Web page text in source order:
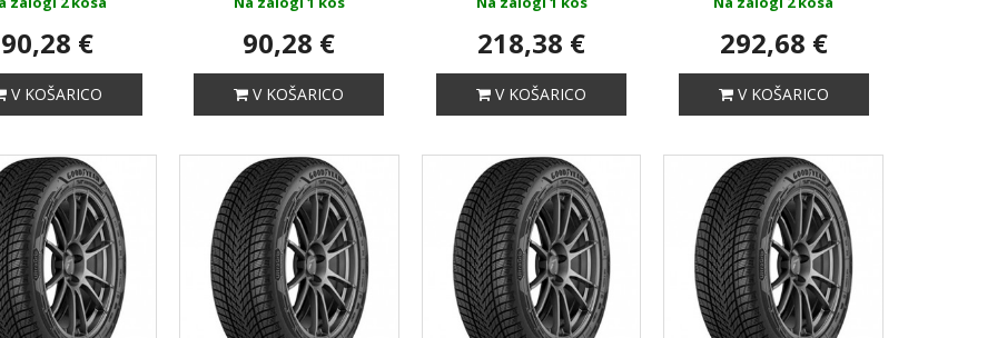
90,28 €
V KOŠARICO
90,28 €
V KOŠARICO
218,38 €
V KOŠARICO
292,68 €
V KOŠARICO